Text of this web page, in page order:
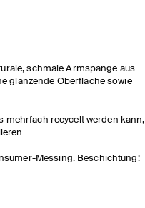
schmale Armspange aus
glänzende Oberfläche sowie
mehrfach recycelt werden kann,
Messing. Beschichtung: